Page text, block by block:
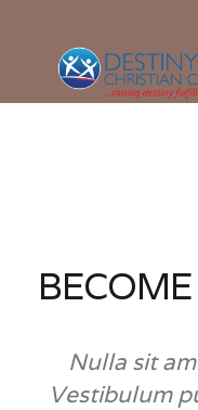
Nulla sit
Vestibulum